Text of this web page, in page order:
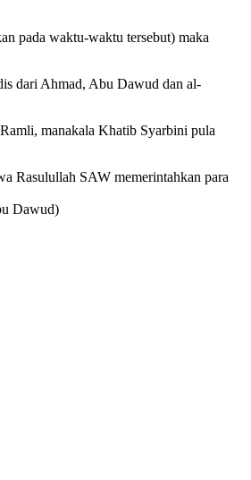
pada waktu-waktu tersebut) maka
dari Ahmad, Abu Dawud dan al-
manakala Khatib Syarbini pula
Rasulullah SAW memerintahkan para
Dawud)